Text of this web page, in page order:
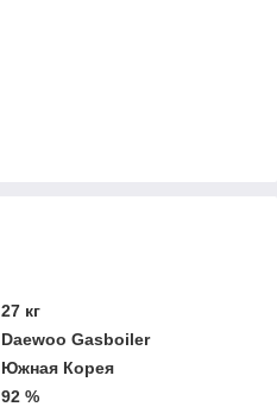
27 кг
Daewoo Gasboiler
Южная Корея
92 %